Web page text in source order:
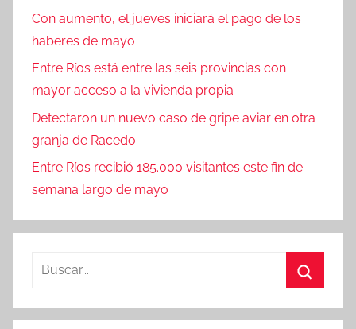
Con aumento, el jueves iniciará el pago de los
haberes de mayo
Entre Ríos está entre las seis provincias con
mayor acceso a la vivienda propia
Detectaron un nuevo caso de gripe aviar en otra
granja de Racedo
Entre Ríos recibió 185.000 visitantes este fin de
semana largo de mayo
Buscar: